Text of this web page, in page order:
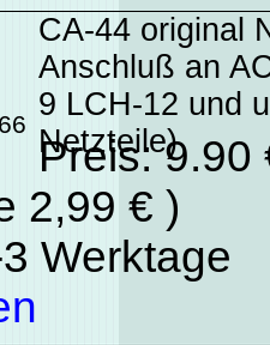
CA-44 original
Anschluß an
9 LCH-12 und
Netzteile)
Preis:
2,99 € )
Werktage